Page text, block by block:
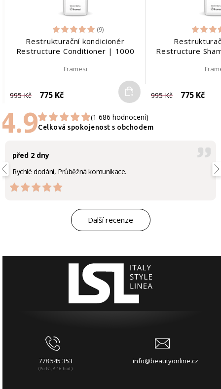
(9)
Restrukturační kondicionér
Restructure Conditioner | 1000
Framesi
995 Kč 775 Kč Do košíku
Restructure
995 Kč 775 Kč
4.9 (1 686 hodnocení)
Celková spokojenost s obchodem
před 2 dny
Rychlé dodání, Průběžná komunikace.
Další recenze
778 545 353
(Po-Pá, 8-16 hod.)
info@beautyonline.cz